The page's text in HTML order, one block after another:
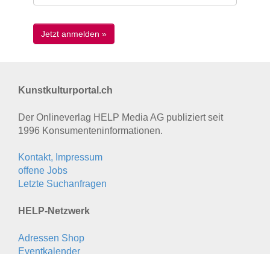
Kunstkulturportal.ch
Der Onlineverlag HELP Media AG publiziert seit
1996 Konsumenten­informationen.
Kontakt, Impressum
offene Jobs
Letzte Suchanfragen
HELP-Netzwerk
Adressen Shop
Eventkalender